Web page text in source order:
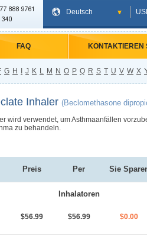
Deutsch
FAQ KONTAKTIEREN
G H J K L M N O P Q R S T U V W X
Inhaler (Beclomethasone
wird verwendet, um Asthmaanfällen
zu behandeln.
Preis Per
Inhalatoren
Sie
$56.99 $56.99 $0.00